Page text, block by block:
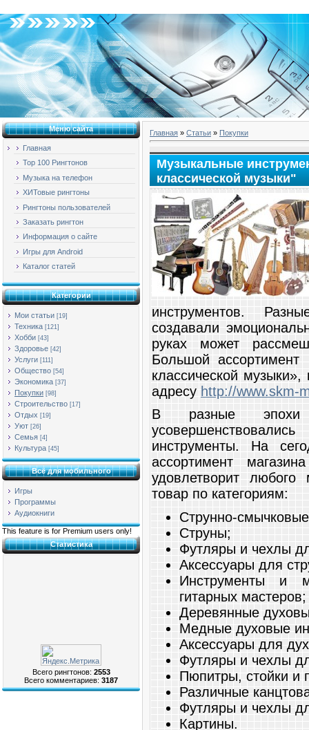
Меню сайта
Главная
Top 100 Рингтонов
Музыка на телефон
ХИТовые рингтоны
Рингтоны пользователей
Заказать рингтон
Информация о сайте
Игры для Android
Каталог статей
Категории
Мои статьи [19]
Техника [121]
Хобби [43]
Здоровье [42]
Услуги [111]
Общество [54]
Экономика [37]
Покупки [98]
Строительство [17]
Отдых [19]
Уют [26]
Семья [4]
Культура [45]
Всё для мобильного
Игры
Программы
Аудиокниги
This feature is for Premium users only!
Статистика
Всего рингтонов: 2553
Всего комментариев: 3187
Главная » Статьи » Покупки
Музыкальные
классической музыки"
инструментов.
создавали
руках может
Большой ассортимент
классической
адресу http://www.skm-
В разные эпохи
инструменты. На
ассортимент
удовлетворит
товар по категориям:
Струнно-
Струны;
Футляры и чехлы
Аксессуары для
Инструменты и
гитарных мастеров;
Деревянные
Медные духовые
Аксессуары для
Футляры и чехлы
Пюпитры, стойки и
Различные
Футляры и чехлы
Картины.